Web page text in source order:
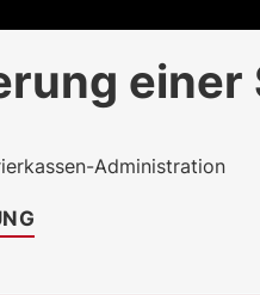
Administration